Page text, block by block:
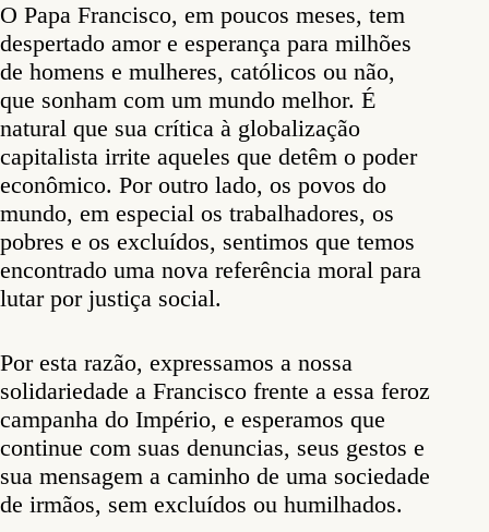
O Papa Francisco, em poucos meses, tem
despertado amor e esperança para milhões
de homens e mulheres, católicos ou não,
que sonham com um mundo melhor. É
natural que sua crítica à globalização
capitalista irrite aqueles que detêm o poder
econômico. Por outro lado, os povos do
mundo, em especial os trabalhadores, os
pobres e os excluídos, sentimos que temos
encontrado uma nova referência moral para
lutar por justiça social.
Por esta razão, expressamos a nossa
solidariedade a Francisco frente a essa feroz
campanha do Império, e esperamos que
continue com suas denuncias, seus gestos e
sua mensagem a caminho de uma sociedade
de irmãos, sem excluídos ou humilhados.